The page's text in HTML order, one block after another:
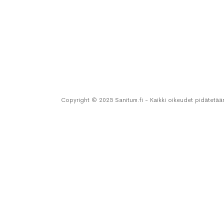
Copyright © 2025 Sanitum.fi - Kaikki oikeudet